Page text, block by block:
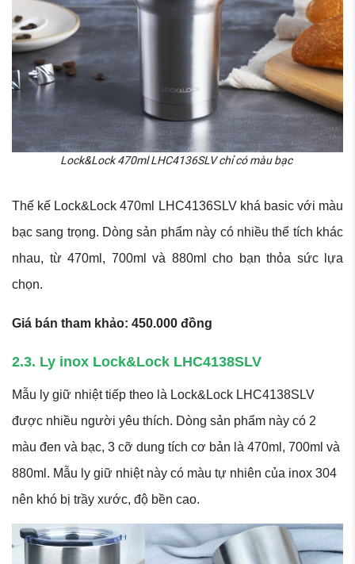
Lock&Lock 470ml LHC4136SLV chỉ có màu bạc
Thế kế Lock&Lock 470ml LHC4136SLV khá basic với màu
bạc sang trọng. Dòng sản phẩm này có nhiều thể tích khác
nhau, từ 470ml, 700ml và 880ml cho bạn thỏa sức lựa
chọn.
Giá bán tham khảo: 450.000 đồng
2.3. Ly inox Lock&Lock LHC4138SLV
Mẫu ly giữ nhiệt tiếp theo là Lock&Lock LHC4138SLV
được nhiều người yêu thích. Dòng sản phẩm này có 2
màu đen và bạc, 3 cỡ dung tích cơ bản là 470ml, 700ml và
880ml. Mẫu ly giữ nhiệt này có màu tự nhiên của inox 304
nên khó bị trầy xước, độ bền cao.